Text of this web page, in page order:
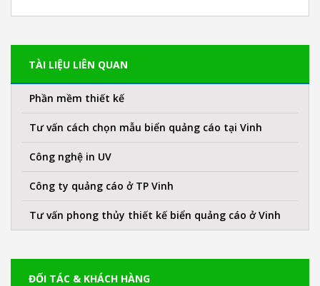
TÀI LIỆU LIÊN QUAN
Phần mềm thiết kế
Tư vấn cách chọn mẫu biển quảng cáo tại Vinh
Công nghệ in UV
Công ty quảng cáo ở TP Vinh
Tư vấn phong thủy thiết kế biển quảng cáo ở Vinh
ĐỐI TÁC & KHÁCH HÀNG